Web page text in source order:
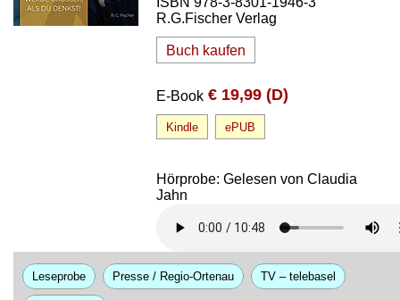
R.G.Fischer Verlag
Buch kaufen
E-Book € 19,99 (D)
Kindle ePUB
Hörprobe: Gelesen von Claudia
Jahn
Leseprobe Presse / Regio-Ortenau TV – telebasel